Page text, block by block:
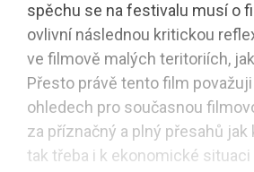
spěchu se na festivalu musí o
ovlivní následnou kritickou
ve filmově malých teritoriích,
Přesto právě tento film
ohledech pro současnou
za příznačný a plný přesahů
tak třeba i k ekonomické situaci